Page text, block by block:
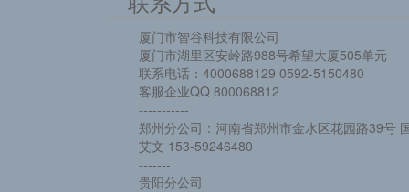
厦门市智谷科技有限公司
厦门市湖里区安岭路988号希望大厦505单元
联系电话：4000688129 0592-5150480
客服企业QQ 800068812
-----------
郑州分公司：河南省郑州市金水区花园路39号
艾文 153-59246480
-------
贵阳分公司